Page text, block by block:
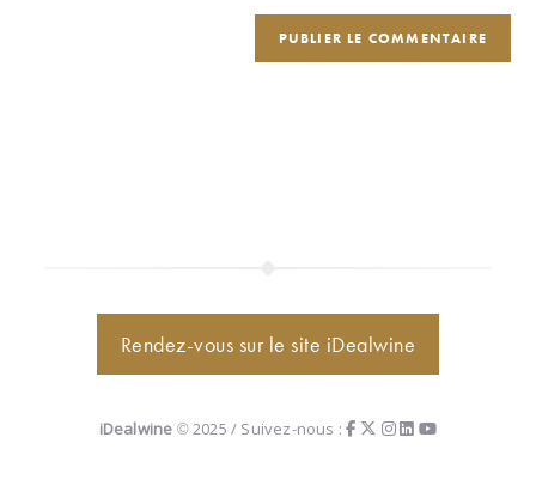
Rendez-vous sur le site iDealwine
iDealwine © 2025 / Suivez-nous :